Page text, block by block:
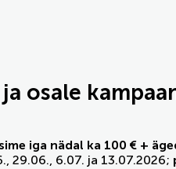
osale
iga nädal ka 100 € +
29.06., 6.07. ja 13.07.2026;